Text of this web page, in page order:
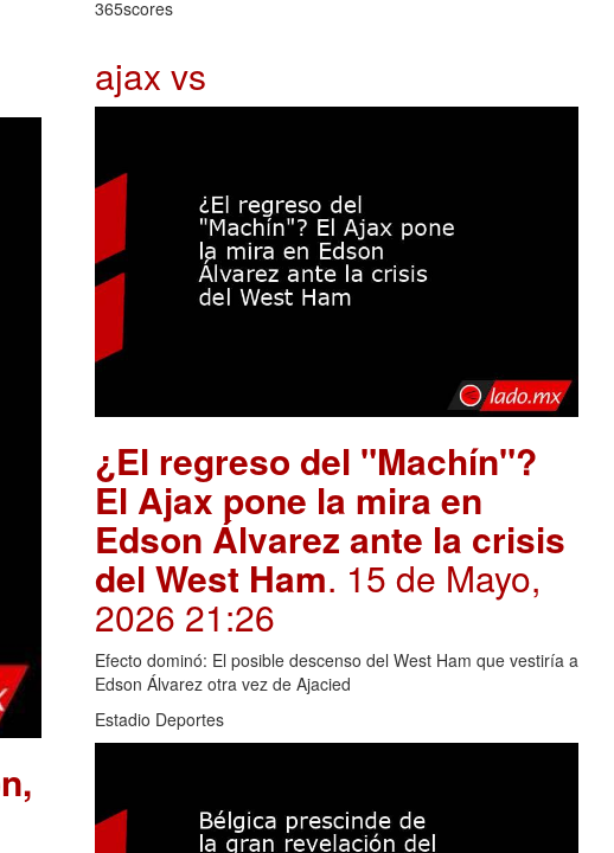
365scores
ajax vs
¿El regreso del "Machín"?
El Ajax pone la mira en
Edson Álvarez ante la crisis
del West Ham. 15 de Mayo,
2026 21:26
Efecto dominó: El posible descenso del West Ham que vestiría a
Edson Álvarez otra vez de Ajacied
Estadio Deportes